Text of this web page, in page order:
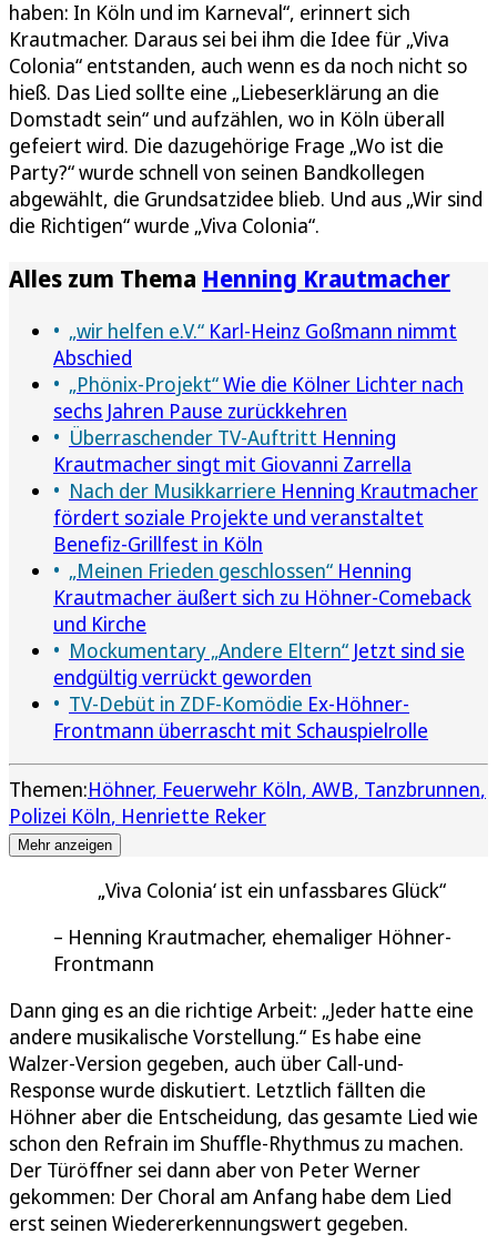
haben: In Köln und im Karneval“, erinnert sich
Krautmacher. Daraus sei bei ihm die Idee für „Viva
Colonia“ entstanden, auch wenn es da noch nicht so
hieß. Das Lied sollte eine „Liebeserklärung an die
Domstadt sein“ und aufzählen, wo in Köln überall
gefeiert wird. Die dazugehörige Frage „Wo ist die
Party?“ wurde schnell von seinen Bandkollegen
abgewählt, die Grundsatzidee blieb. Und aus „Wir sind
die Richtigen“ wurde „Viva Colonia“.
Alles zum Thema Henning Krautmacher
„wir helfen e.V.“ Karl-Heinz Goßmann nimmt
Abschied
„Phönix-Projekt“Wie die Kölner Lichter nach
sechs Jahren Pause zurückkehren
Überraschender TV-Auftritt Henning
Krautmacher singt mit Giovanni Zarrella
Nach der Musikkarriere Henning Krautmacher
fördert soziale Projekte und veranstaltet
Benefiz-Grillfest in Köln
„Meinen Frieden geschlossen“ Henning
Krautmacher äußert sich zu Höhner-Comeback
und Kirche
Mockumentary „Andere Eltern“ Jetzt sind sie
endgültig verrückt geworden
TV-Debüt in ZDF-Komödie Ex-Höhner-
Frontmann überrascht mit Schauspielrolle
Themen:Höhner Feuerwehr Köln AWB Tanzbrunnen
Polizei Köln Henriette Reker
Mehr anzeigen
‚Viva Colonia‘ ist ein unfassbares Glück
Henning Krautmacher, ehemaliger Höhner-
Frontmann
Dann ging es an die richtige Arbeit: „Jeder hatte eine
andere musikalische Vorstellung.“ Es habe eine
Walzer-Version gegeben, auch über Call-und-
Response wurde diskutiert. Letztlich fällten die
Höhner aber die Entscheidung, das gesamte Lied wie
schon den Refrain im Shuffle-Rhythmus zu machen.
Der Türöffner sei dann aber von Peter Werner
gekommen: Der Choral am Anfang habe dem Lied
erst seinen Wiedererkennungswert gegeben.